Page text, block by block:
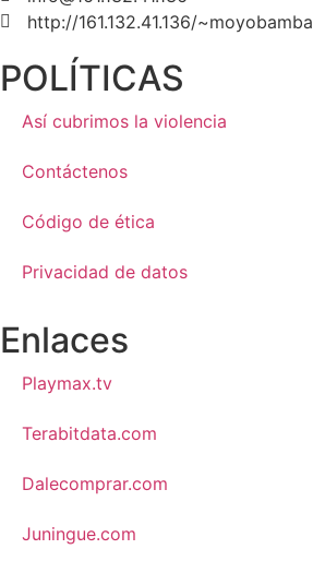
http://161.132.41.136/~moyobamba
POLÍTICAS
Así cubrimos la violencia
Contáctenos
Código de ética
Privacidad de datos
Enlaces
Playmax.tv
Terabitdata.com
Dalecomprar.com
Juningue.com